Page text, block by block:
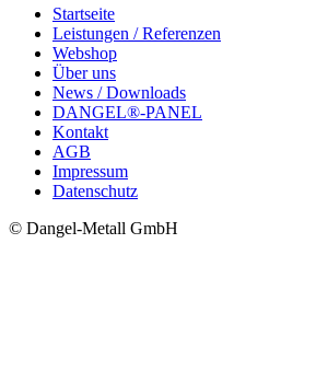
Startseite
Leistungen / Referenzen
Webshop
Über uns
News / Downloads
DANGEL®-PANEL
Kontakt
AGB
Impressum
Datenschutz
© Dangel-Metall GmbH